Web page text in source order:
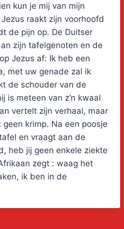
kun je mij van mijn
raakt zijn voorhoofd
de pijn op. De Duitser
zijn tafelgenoten en de
Jezus af: Ik heb een
met uw genade zal ik
de schouder van de
is meteen van z’n kwaal
vertelt zijn verhaal, maar
krimp. Na een poosje
en vraagt aan de
heb jij geen enkele ziekte
zegt : waag het
ik ben in de